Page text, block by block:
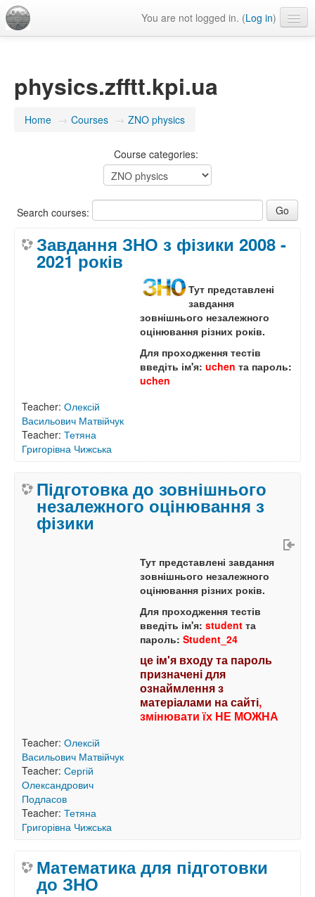
You are not logged in. (Log in)
physics.zfftt.kpi.ua
Home → Courses → ZNO physics
Course categories:
Search courses:
Завдання ЗНО з фізики 2008 -
2021 років
Тут представлені
завдання
зовнішнього незалежного
оцінювання різних років.
Для проходження тестів
введіть ім'я:uchenта пароль:
uchen
Teacher: Олексій
Васильович Матвійчук
Teacher: Тетяна
Григорівна Чижська
Підготовка до зовнішнього
незалежного оцінювання з
фізики
Тут представлені завдання
зовнішнього незалежного
оцінювання різних років.
Для проходження тестів
введіть ім'я:studentта
пароль:Student_24
це ім'я входу та пароль
призначені для
ознаймлення з
матеріалами на сайті,
змінювати їх НЕ МОЖНА
Teacher: Олексій
Васильович Матвійчук
Teacher: Сергій
Олександрович
Подласов
Teacher: Тетяна
Григорівна Чижська
Математика для підготовки
до ЗНО